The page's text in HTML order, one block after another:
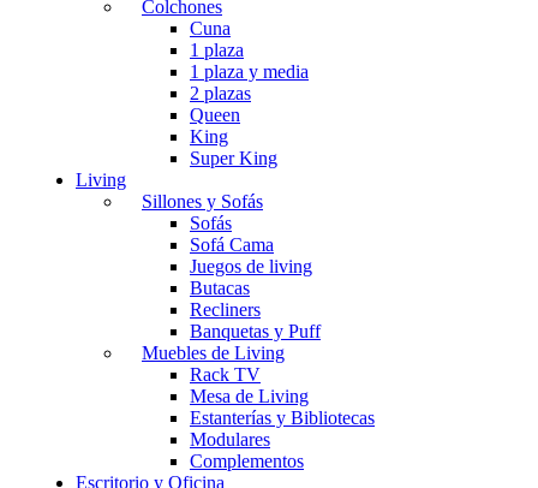
Colchones
Cuna
1 plaza
1 plaza y media
2 plazas
Queen
King
Super King
Living
Sillones y Sofás
Sofás
Sofá Cama
Juegos de living
Butacas
Recliners
Banquetas y Puff
Muebles de Living
Rack TV
Mesa de Living
Estanterías y Bibliotecas
Modulares
Complementos
Escritorio y Oficina